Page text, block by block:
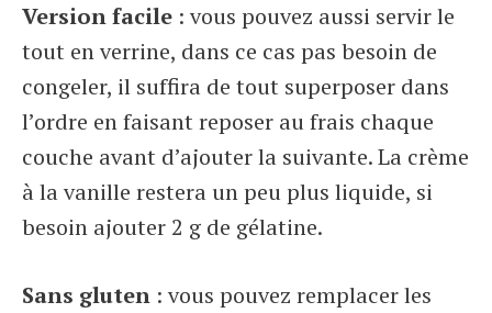
Version facile : vous pouvez aussi servir le
tout en verrine, dans ce cas pas besoin de
congeler, il suffira de tout superposer dans
l’ordre en faisant reposer au frais chaque
couche avant d’ajouter la suivante. La crème
à la vanille restera un peu plus liquide, si
besoin ajouter 2 g de gélatine.
Sans gluten : vous pouvez remplacer les